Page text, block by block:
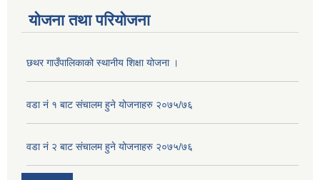
योजना तथा परियोजना
छथर गाउँपालिकाको स्थानीय शिक्षा योजना ।
वडा नं १ बाट संचालम हुने योजनाहरु २०७५/७६
वडा नं २ बाट संचालम हुने योजनाहरु २०७५/७६